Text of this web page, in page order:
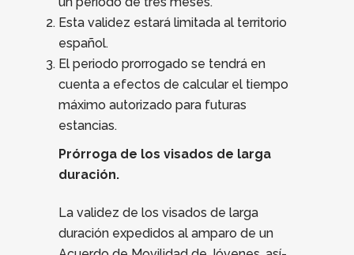
Esta validez estará limitada al territorio
español.
El periodo prorrogado se tendrá en
cuenta a efectos de calcular el tiempo
máximo autorizado para futuras
estancias.
Prórroga de los visados de larga
duración.
La validez de los visados de larga
duración expedidos al amparo de un